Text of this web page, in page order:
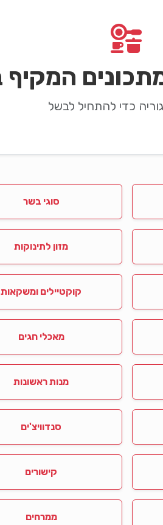
המקיף
כדי להתחיל לבשל
סוגי בשר
מזון לתינוקות
קוקטיילים ומשקאות
מאכלי חגים
מנות ראשונות
סנדוויצ'ים
קישורים
ממרחים